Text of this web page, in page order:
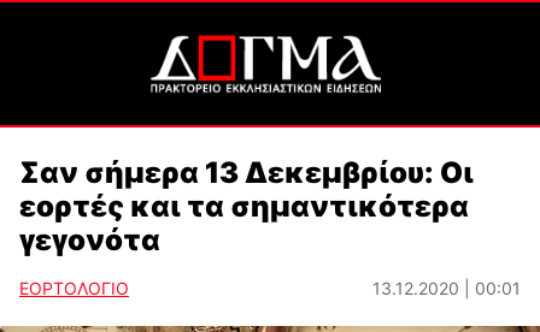
Σαν σήμερα 13 Δεκεμβρίου: Οι
εορτές και τα σημαντικότερα
γεγονότα
ΕΟΡΤΟΛΟΓΙΟ 13.12.2020 | 00:01